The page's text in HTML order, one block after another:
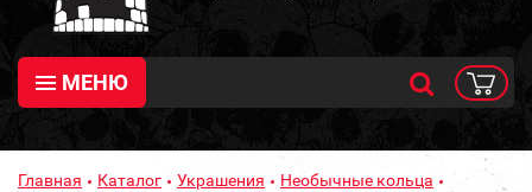
МЕНЮ
Главная Каталог Украшения
Необычные кольца